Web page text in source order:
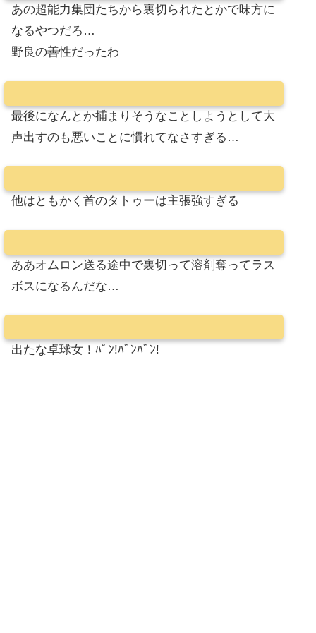
あの超能力集団たちから裏切られたとかで味方に
なるやつだろ…
野良の善性だったわ
最後になんとか捕まりそうなことしようとして大
声出すのも悪いことに慣れてなさすぎる…
他はともかく首のタトゥーは主張強すぎる
ああオムロン送る途中で裏切って溶剤奪ってラス
ボスになるんだな…
出たな卓球女！ﾊﾞﾝ!ﾊﾞﾝﾊﾞﾝ!